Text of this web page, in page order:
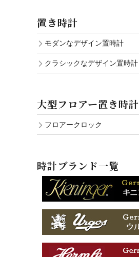
置き時計
モダンなデザイン置時計
クラシックなデザイン置時計
大型フロアー置き時計
フロアークロック
時計ブランド一覧